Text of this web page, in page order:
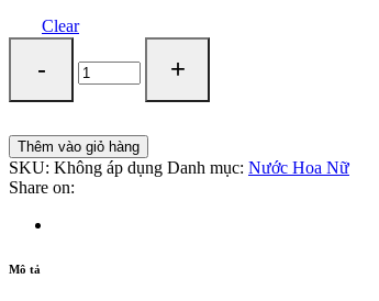
Clear
Thêm vào giỏ hàng
SKU: Không áp dụng Danh mục: Nước Hoa Nữ
Share on:
Mô tả